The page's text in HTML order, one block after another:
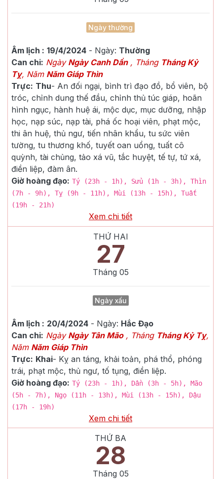
Ngày thường
Âm lịch : 19/4/2024- Ngày: Thường
Can chi: Ngày Ngày Canh Dần, Tháng Tháng Kỷ
Tỵ, Năm Năm Giáp Thìn
Trực: Thu- An đối ngại, bình trì đạo đồ, bổ viên, bộ
tróc, chỉnh dung thế đầu, chỉnh thủ túc giáp, hoãn
hình ngục, hành huệ ái, mộc dục, mục dưỡng, nhập
học, nạp súc, nạp tài, phá ốc hoại viên, phạt mộc,
thi ân huệ, thủ ngư, tiến nhân khẩu, tu sức viên
tường, tu thương khố, tuyết oan uổng, tuất cô
quỳnh, tài chủng, tảo xá vũ, tắc huyệt, tế tự, tứ xá,
điền liệp, đàm ân.
Giờ hoàng đạo: Tý (23h - 1h), Sửu (1h - 3h), Thìn
(7h - 9h), Tỵ (9h - 11h), Mùi (13h - 15h), Tuất
(19h - 21h)
Xem chi tiết
THỨ HAI
27
Tháng 05
Ngày xấu
Âm lịch : 20/4/2024- Ngày: Hắc Đạo
Can chi: Ngày Ngày Tân Mão, Tháng Tháng Kỷ Tỵ,
Năm Năm Giáp Thìn
Trực: Khai- Kỵ an táng, khải toản, phá thổ, phóng
trái, phạt mộc, thủ ngư, tố tụng, điền liệp.
Giờ hoàng đạo: Tý (23h - 1h), Dần (3h - 5h), Mão
(5h - 7h), Ngọ (11h - 13h), Mùi (13h - 15h), Dậu
(17h - 19h)
Xem chi tiết
THỨ BA
28
Tháng 05